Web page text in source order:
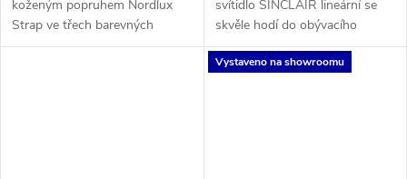
koženým popruhem Nordlux
Strap ve třech barevných
variantách - černá, bílá a
svítidlo SINCLAIR lineární se
skvěle hodí do obývacího
pokoje nebo nad jídelní stůl.
Vystaveno na showroomu